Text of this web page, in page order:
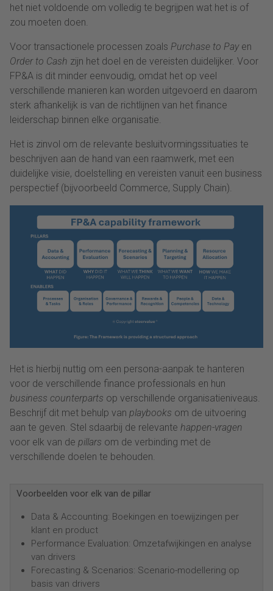
het niet voldoende om volledig te begrijpen wat het is of
zou moeten doen.
Voor transactionele processen zoals Purchase to Payen
Order to Cash zijn het doel en de vereisten duidelijker. Voor
FP&A is dit minder eenvoudig, omdat het op veel
verschillende manieren kan worden uitgevoerd en daarom
sterk afhankelijk is van de richtlijnen van het finance
leiderschap binnen elke organisatie.
Het is zinvol om de relevante besluitvormingssituaties te
beschrijven aan de hand van een raamwerk, met een
duidelijke visie, doelstelling en vereisten vanuit een business
perspectief (bijvoorbeeld Commerce, Supply Chain).
Het is hierbij nuttig om een ​​persona-aanpak te hanteren
voor de verschillende finance professionals en hun
business counterparts op verschillende organisatieniveaus.
Beschrijf dit met behulp van playbooks om de uitvoering
aan te geven. Stel sdaarbij de relevante happen-vragen
voor elk van de pillars om de verbinding met de
verschillende doelen te behouden.
Voorbeelden voor elk van de pillar
Data & Accounting: Boekingen en toewijzingen per
klant en product
Performance Evaluation: Omzetafwijkingen en analyse
van drivers
Forecasting & Scenarios: Scenario-modellering op
basis van drivers